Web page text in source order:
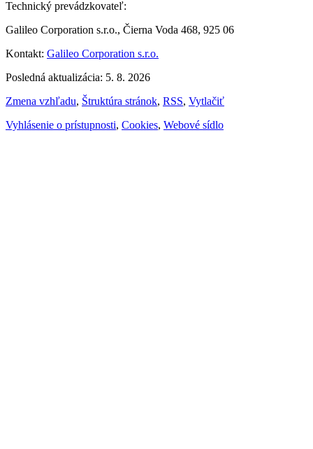
Technický prevádzkovateľ:
Galileo Corporation s.r.o., Čierna Voda 468, 925 06
Kontakt: Galileo Corporation s.r.o.
Posledná aktualizácia: 5. 8. 2026
Zmena vzhľadu, Štruktúra stránok, RSS, Vytlačiť
Vyhlásenie o prístupnosti, Cookies, Webové sídlo